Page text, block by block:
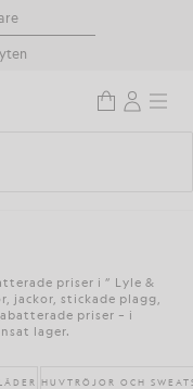
priser i ” Lyle &
jackor, stickade plagg,
priser – i
lager.
HUVTRÖJOR OCH